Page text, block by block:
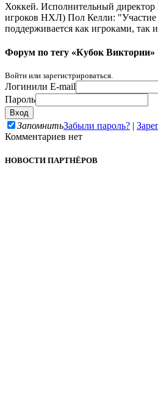
Хоккей. Исполнительный
игроков НХЛ) Пол Келли: "Участие
поддерживается как игроками, так
Форум по тегу «Кубок Виктории»
Войти или зарегистрироваться.
Логинили E-mail
Пароль
ЗапомнитьЗабыли пароль? |
Комментариев нет
НОВОСТИ ПАРТНЁРОВ